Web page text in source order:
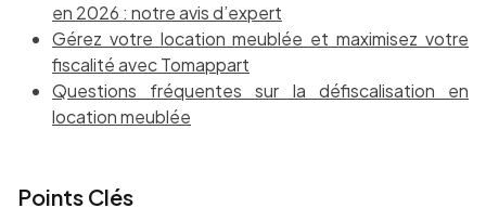
en 2026 : notre avis d’expert
Gérez votre location meublée et maximisez votre
fiscalité avec Tomappart
Questions fréquentes sur la défiscalisation en
location meublée
Points Clés